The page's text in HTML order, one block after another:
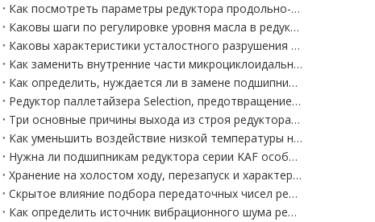
Как посмотреть параметры редуктора продольно-резательной машины? Интерпретация передаточного отношения, крутящего момента и мощности с отсчетом от нуля
Каковы шаги по регулировке уровня масла в редукторе DCY?
Каковы характеристики усталостного разрушения шлицевого вала редуктора ZSY?
Как заменить внутренние части микроциклоидального редуктора WB
Как определить, нуждается ли в замене подшипник рычага микроциклоидного редуктора WB?
Редуктор паллетайзера Selection, предотвращение ямы: Какое оборудование для паллетирования подходит для RV/планетарного/циклоидального редуктора?
Три основные причины выхода из строя редуктора паллетайзера из-за перегрузки
Как уменьшить воздействие низкой температуры на редуктор серии SAF
Нужна ли подшипникам редуктора серии KAF особая защита в условиях низких температур?
Хранение на холостом ходу, перезапуск и характеристики технического обслуживания редуктора калибровочной машины
Скрытое влияние подбора передаточных чисел редуктора калибровочной машины на качество пряжи
Как определить источник вибрационного шума редуктора ZL